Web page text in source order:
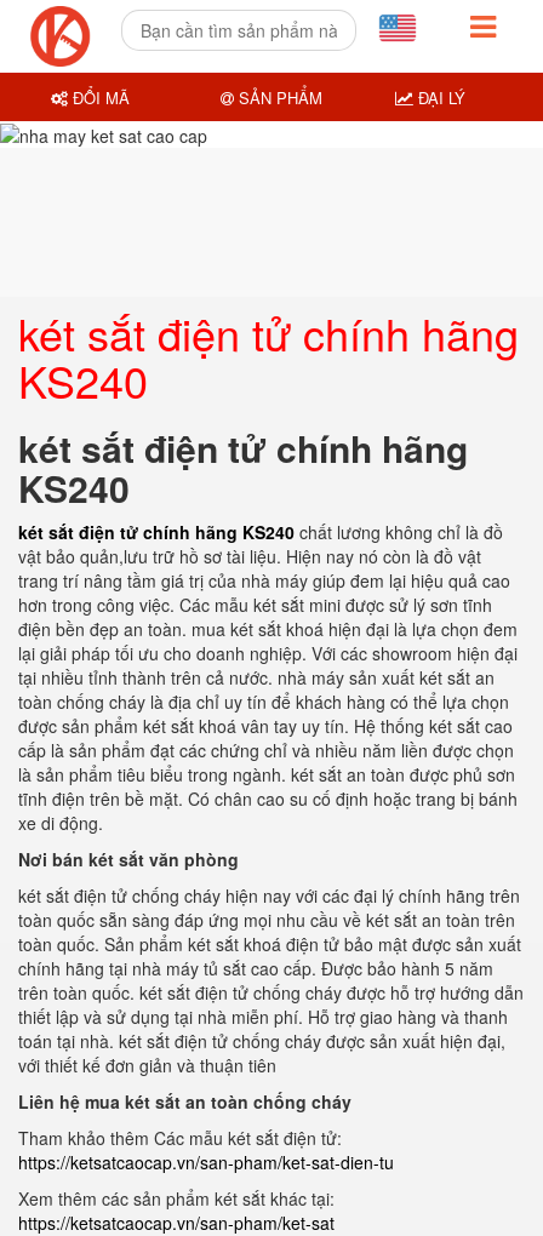
két sắt điện tử chính hãng
KS240
két sắt điện tử chính hãng
KS240
két sắt điện tử chính hãng KS240 chất lương không chỉ là đồ
vật bảo quản,lưu trữ hồ sơ tài liệu. Hiện nay nó còn là đồ vật
trang trí nâng tầm giá trị của nhà máy giúp đem lại hiệu quả cao
hơn trong công việc. Các mẫu két sắt mini được sử lý sơn tĩnh
điện bền đẹp an toàn. mua két sắt khoá hiện đại là lựa chọn đem
lại giải pháp tối ưu cho doanh nghiệp. Với các showroom hiện đại
tại nhiều tỉnh thành trên cả nước. nhà máy sản xuất két sắt an
toàn chống cháy là địa chỉ uy tín để khách hàng có thể lựa chọn
được sản phẩm két sắt khoá vân tay uy tín. Hệ thống két sắt cao
cấp là sản phẩm đạt các chứng chỉ và nhiều năm liền được chọn
là sản phẩm tiêu biểu trong ngành. két sắt an toàn được phủ sơn
tĩnh điện trên bề mặt. Có chân cao su cố định hoặc trang bị bánh
xe di động.
Nơi bán két sắt văn phòng
két sắt điện tử chống cháy hiện nay với các đại lý chính hãng trên
toàn quốc sẵn sàng đáp ứng mọi nhu cầu về két sắt an toàn trên
toàn quốc. Sản phẩm két sắt khoá điện tử bảo mật được sản xuất
chính hãng tại nhà máy tủ sắt cao cấp. Được bảo hành 5 năm
trên toàn quốc. két sắt điện tử chống cháy được hỗ trợ hướng dẫn
thiết lập và sử dụng tại nhà miễn phí. Hỗ trợ giao hàng và thanh
toán tại nhà. két sắt điện tử chống cháy được sản xuất hiện đại,
với thiết kế đơn giản và thuận tiên
Liên hệ mua két sắt an toàn chống cháy
Tham khảo thêm Các mẫu két sắt điện tử:
https://ketsatcaocap.vn/san-pham/ket-sat-dien-tu
Xem thêm các sản phẩm két sắt khác tại:
https://ketsatcaocap.vn/san-pham/ket-sat
ĐỔI MÃ SẢN PHẨM ĐẠI LÝ